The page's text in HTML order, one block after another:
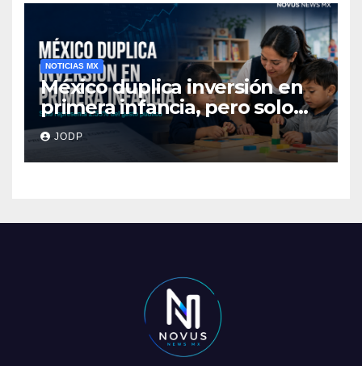
NOTICIAS MX
México duplica inversión en
primera infancia, pero solo
destina 2.53% del gasto
público
JODP